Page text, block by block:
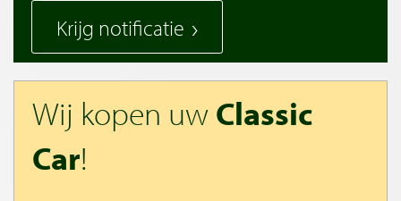
Krijg notificatie
Wij kopen uwClassic
Car!